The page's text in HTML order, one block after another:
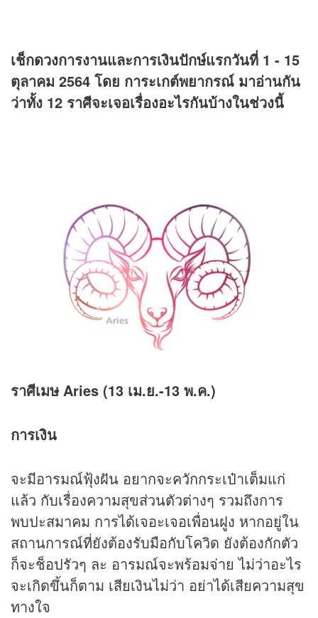
เช็กดวงการงานและการเงินปักษ์แรกวันที่ 1 - 15
ตุลาคม 2564 โดย การะเกต์พยากรณ์ มาอ่านกัน
ว่าทั้ง 12 ราศีจะเจอเรื่องอะไรกันบ้างในช่วงนี้
ราศีเมษ Aries (13 เม.ย.-13 พ.ค.)
การเงิน
จะมีอารมณ์ฟุ้งฝัน อยากจะควักกระเป๋าเต็มแก่
แล้ว กับเรื่องความสุขส่วนตัวต่างๆ รวมถึงการ
พบปะสมาคม การได้เจอะเจอเพื่อนฝูง หากอยู่ใน
สถานการณ์ที่ยังต้องรับมือกับโควิด ยังต้องกักตัว
ก็จะช็อปรัวๆ ละ อารมณ์จะพร้อมจ่าย ไม่ว่าอะไร
จะเกิดขึ้นก็ตาม เสียเงินไม่ว่า อย่าได้เสียความสุข
ทางใจ